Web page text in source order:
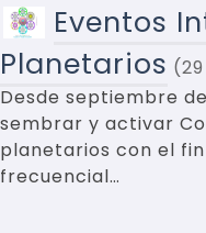
Eventos
Planetarios
Desde septiembre
sembrar y activar
planetarios con el
frecuencial…